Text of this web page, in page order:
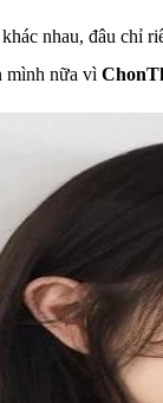
nhau, đâu chỉ
mình nữa vì